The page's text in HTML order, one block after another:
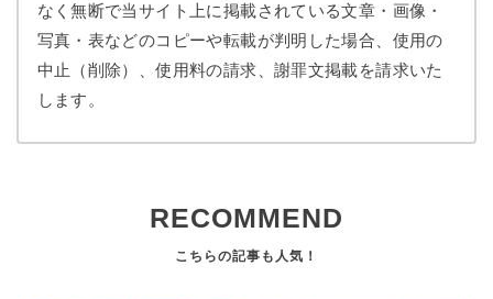
なく無断で当サイト上に掲載されている文章・画像・
写真・表などのコピーや転載が判明した場合、使用の
中止（削除）、使用料の請求、謝罪文掲載を請求いた
します。
RECOMMEND